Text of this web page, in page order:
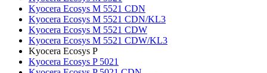
Kyocera Ecosys M 5521 CDN
Kyocera Ecosys M 5521 CDN/KL3
Kyocera Ecosys M 5521 CDW
Kyocera Ecosys M 5521 CDW/KL3
Kyocera Ecosys P
Kyocera Ecosys P 5021